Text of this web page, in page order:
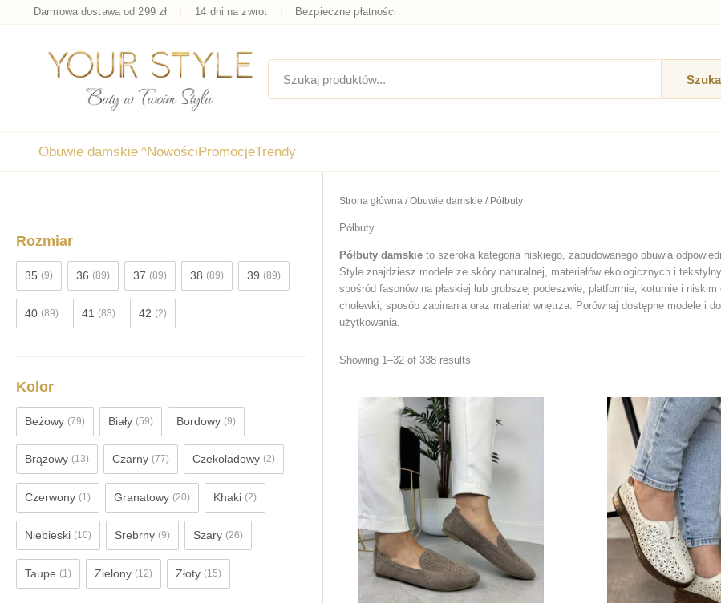
Darmowa dostawa od 299 zł 14 dni na zwrot Bezpieczne płatności
Obuwie damskie ^NowościPromocjeTrendy
Rozmiar
35 (9) 36 (89) 37 (89) 38 (89) 39 (89)
40 (89) 41 (83) 42 (2)
Kolor
Beżowy (79) Biały (59) Bordowy (9)
Brązowy (13) Czarny (77) Czekoladowy (2)
Czerwony (1) Granatowy (20) Khaki (2)
Niebieski (10) Srebrny (9) Szary (26)
Taupe (1) Zielony (12) Złoty (15)
Strona główna /Obuwie damskie / Półbuty
Półbuty
Półbuty damskie to szeroka kategoria niskiego, zabudowanego obuwia
Style znajdziesz modele ze skóry naturalnej, materiałów ekologicznych i
spośród fasonów na płaskiej lub grubszej podeszwie, platformie, koturnie i
cholewki, sposób zapinania oraz materiał wnętrza. Porównaj dostępne modele i
użytkowania.
Showing 1–32 of 338 results